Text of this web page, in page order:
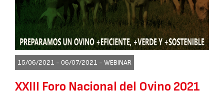
15/06/2021 - 06/07/2021 - WEBINAR
XXIII Foro Nacional del Ovino 2021